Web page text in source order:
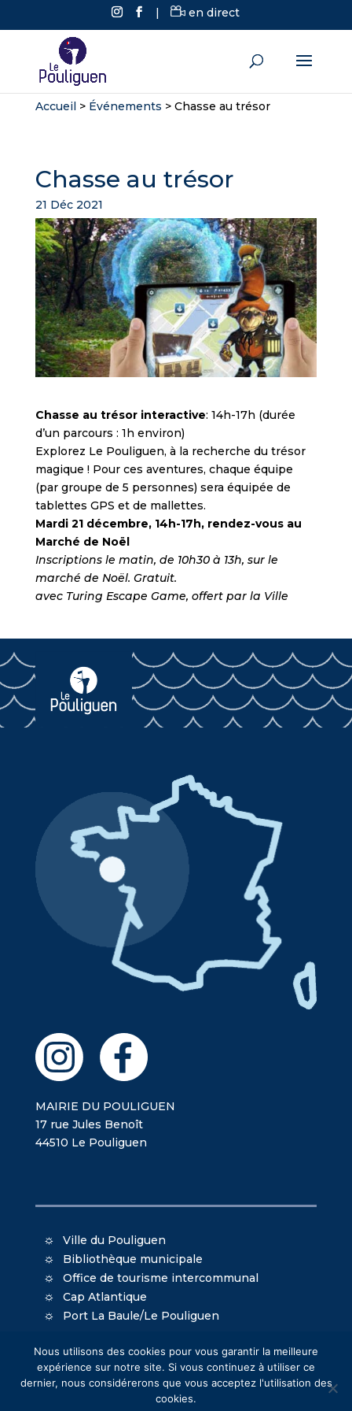
| en direct
Accueil> Événements > Chasse au trésor
Chasse au trésor
21 Déc 2021
Chasse au trésor interactive: 14h-17h (durée
d’un parcours : 1h environ)
Explorez Le Pouliguen, à la recherche du trésor
magique ! Pour ces aventures, chaque équipe
(par groupe de 5 personnes) sera équipée de
tablettes GPS et de mallettes.
Mardi 21 décembre, 14h-17h, rendez-vous au
Marché de Noël
Inscriptions le matin, de 10h30 à 13h, sur le
marché de Noël. Gratuit.
avec Turing Escape Game, offert par la Ville
MAIRIE DU POULIGUEN
17 rue Jules Benoît
44510 Le Pouliguen
Ville du Pouliguen
Bibliothèque municipale
Office de tourisme intercommunal
Cap Atlantique
Port La Baule/Le Pouliguen
© Mairie du Pouliguen - Création
Nous utilisons des cookies pour vous garantir la meilleure
expérience sur notre site. Si vous continuez à utiliser ce
dernier, nous considérerons que vous acceptez l'utilisation des
cookies.